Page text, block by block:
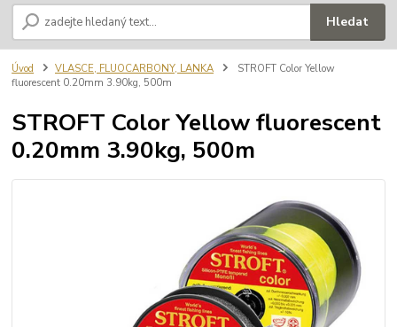
Hledat
Úvod VLASCE, FLUOCARBONY, LANKA
STROFT Color Yellow
fluorescent 0.20mm 3.90kg, 500m
STROFT Color Yellow fluorescent
0.20mm 3.90kg, 500m